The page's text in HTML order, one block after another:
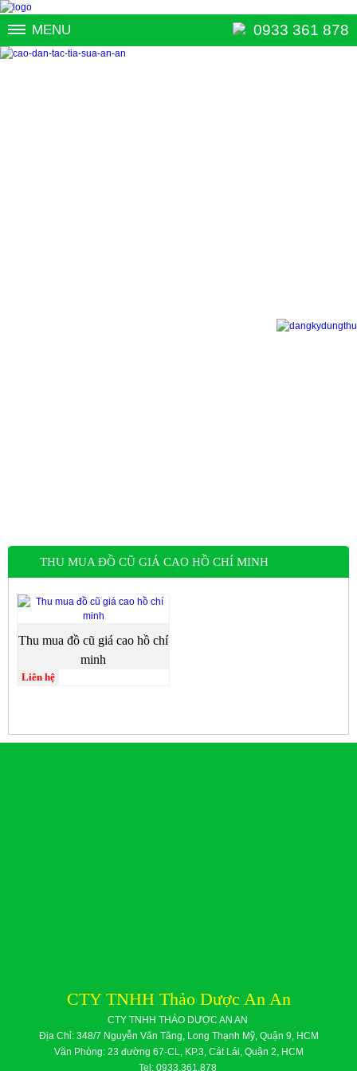
MENU 0933 361 878
THU MUA ĐỒ CŨ GIÁ CAO HỒ CHÍ MINH
Thu mua đồ cũ giá cao hồ chí
minh
Liên hệ
CTY TNHH Thảo Dược An An
CTY TNHH THẢO DƯỢC AN AN
Địa Chỉ: 348/7 Nguyễn Văn Tăng, Long Thạnh Mỹ, Quận 9, HCM
Văn Phòng: 23 đường 67-CL, KP.3, Cát Lái, Quận 2, HCM
Tel: 0933.361.878